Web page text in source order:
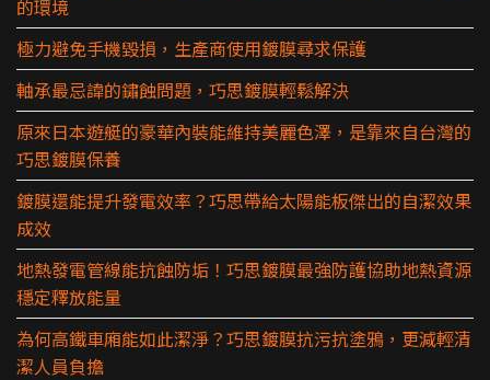
的環境
極力避免手機毀損，生產商使用鍍膜尋求保護
軸承最忌諱的鏽蝕問題，巧思鍍膜輕鬆解決
原來日本遊艇的豪華內裝能維持美麗色澤，是靠來自台灣的
巧思鍍膜保養
鍍膜還能提升發電效率？巧思帶給太陽能板傑出的自潔效果
成效
地熱發電管線能抗蝕防垢！巧思鍍膜最強防護協助地熱資源
穩定釋放能量
為何高鐵車廂能如此潔淨？巧思鍍膜抗污抗塗鴉，更減輕清
潔人員負擔